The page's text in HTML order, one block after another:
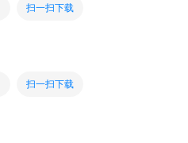
扫一扫下载
扫一扫下载